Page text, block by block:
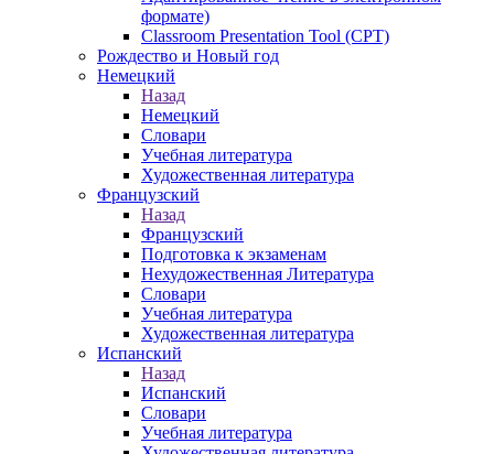
формате)
Classroom Presentation Tool (CPT)
Рождество и Новый год
Немецкий
Назад
Немецкий
Словари
Учебная литература
Художественная литература
Французский
Назад
Французский
Подготовка к экзаменам
Нехудожественная Литература
Словари
Учебная литература
Художественная литература
Испанский
Назад
Испанский
Словари
Учебная литература